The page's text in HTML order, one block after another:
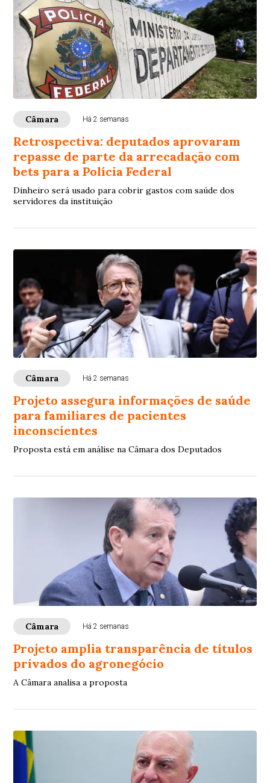
Câmara Há 2 semanas
Retrospectiva: deputados aprovaram
repasse de parte da arrecadação com
bets para a Polícia Federal
Dinheiro será usado para cobrir gastos com saúde dos
servidores da instituição
Câmara Há 2 semanas
Projeto assegura informações de saúde
para familiares de pacientes
inconscientes
Proposta está em análise na Câmara dos Deputados
Câmara Há 2 semanas
Projeto amplia transparência de títulos
privados do agronegócio
A Câmara analisa a proposta